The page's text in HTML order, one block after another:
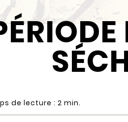
de lecture : 2 min.